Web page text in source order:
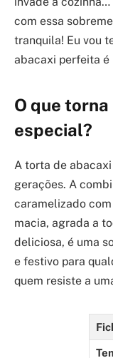
com essa
tranquila! Eu vou
abacaxi perfeita é
O que
especial?
A torta de
gerações. A
caramelizado
macia, agrada a
deliciosa, é uma
e festivo para
quem resiste a